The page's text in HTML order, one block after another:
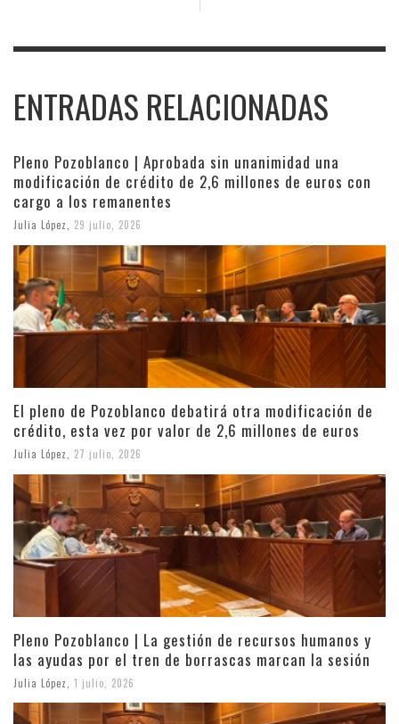
ENTRADAS RELACIONADAS
Pleno Pozoblanco | Aprobada sin unanimidad una
modificación de crédito de 2,6 millones de euros con
cargo a los remanentes
Julia López 29 julio, 2026
El pleno de Pozoblanco debatirá otra modificación de
crédito, esta vez por valor de 2,6 millones de euros
Julia López 27 julio, 2026
Pleno Pozoblanco | La gestión de recursos humanos y
las ayudas por el tren de borrascas marcan la sesión
Julia López 1 julio, 2026